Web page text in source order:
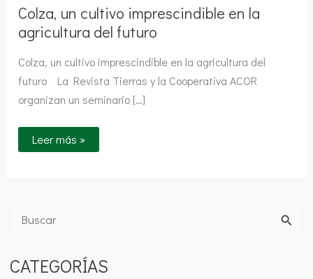
Colza, un cultivo imprescindible en la
agricultura del futuro
Colza, un cultivo imprescindible en la agricultura del
futuro La Revista Tierras y la Cooperativa ACOR
organizan un seminario […]
la
agricultura
del
futuro
Leer más »
s
CATEGORÍAS